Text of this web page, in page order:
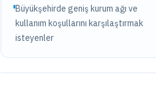
Büyükşehirde geniş kurum ağı ve
kullanım koşullarını karşılaştırmak
isteyenler